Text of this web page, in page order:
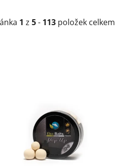
1 z 5- 113 položek celkem